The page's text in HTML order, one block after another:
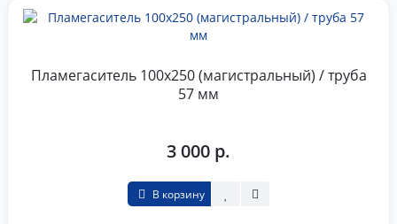
Пламегаситель 100x250 (магистральный) / труба
57 мм
3 000 р.
В корзину